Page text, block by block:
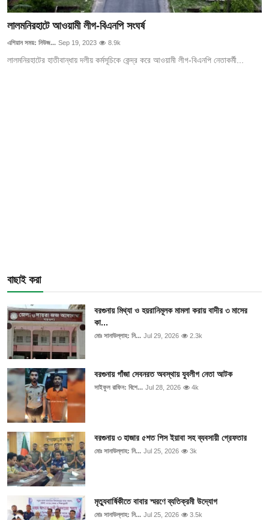
গোপনীয়তা নীতি
জাতীয়
ফিচার
ঢাকা বিভাগ
ময়মনসিংহ বিভাগ
চট্টগ্রাম বিভাগ
বরিশাল বিভাগ
রাজশাহী বিভাগ
খুলনা বিভাগ
সিলেট বিভাগ
রংপুর বিভাগ
লালমনিরহাটে আওয়ামী লীগ-বিএনপি সংঘর্ষ
এশিয়ান সময়: নিউজ... Sep 19, 2023 8.9k
লালমনিরহাটের হাতীবান্ধায় দলীয় কর্মসূচিকে কেন্দ্র করে আওয়ামী লীগ-বিএনপি নেতাকর্মী...
বাছাই করা
বরগুনায় মিথ্যা ও হয়রানিমূলক মামলা করায় বাদীর ৩ মাসের
কা...
মোঃ সানাউল্লাহ: নি... Jul 29, 2026 2.3k
বরগুনায় গাঁজা সেবনরত অবস্থায় যুবলীগ নেতা আটক
সাইফুল রাফিন: বিশে... Jul 28, 2026 4k
বরগুনায় ৩ হাজার ৫শত পিস ইয়াবা সহ ব্যবসায়ী গ্রেফতার
মোঃ সানাউল্লাহ: নি... Jul 25, 2026 3k
মৃত্যুবার্ষিকীতে বাবার স্মরণে ব্যতিক্রমী উদ্যোগ
মোঃ সানাউল্লাহ: নি... Jul 25, 2026 3.5k